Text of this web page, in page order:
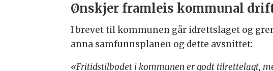
Ønskjer framleis kommunal
I brevet til kommunen går idrettslaget og
anna samfunnsplanen og dette avsnittet:
«Fritidstilbodet i kommunen er godt tilrettelagt,